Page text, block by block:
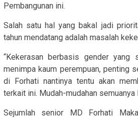
Pembangunan ini.
Salah satu hal yang bakal jadi
tahun mendatang adalah masalah
“Kekerasan berbasis gender
menimpa kaum perempuan, penting
di Forhati nantinya tentu akan
terkait ini. Mudah-mudahan semuanya
Sejumlah senior MD Forhati